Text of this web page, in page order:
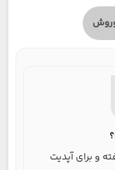
و برای آپدیت